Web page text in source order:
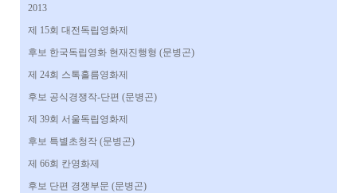
2013
제 15회 대전독립영화제
후보 한국독립영화 현재진행형 (문병곤)
제 24회 스톡홀름영화제
후보 공식경쟁작-단편 (문병곤)
제 39회 서울독립영화제
후보 특별초청작 (문병곤)
제 66회 칸영화제
후보 단편 경쟁부문 (문병곤)